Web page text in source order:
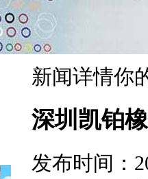
新闻详情你
深圳凯铂
发布时间